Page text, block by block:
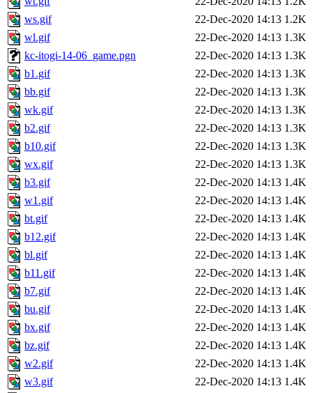
ws.gif
22-Dec-2020 14:13 1.2K
wl.gif
22-Dec-2020 14:13 1.3K
kc-itogi-14-06_game.pgn
22-Dec-2020 14:13 1.3K
b1.gif
22-Dec-2020 14:13 1.3K
bb.gif
22-Dec-2020 14:13 1.3K
wk.gif
22-Dec-2020 14:13 1.3K
b2.gif
22-Dec-2020 14:13 1.3K
b10.gif
22-Dec-2020 14:13 1.3K
wx.gif
22-Dec-2020 14:13 1.3K
b3.gif
22-Dec-2020 14:13 1.4K
w1.gif
22-Dec-2020 14:13 1.4K
bt.gif
22-Dec-2020 14:13 1.4K
b12.gif
22-Dec-2020 14:13 1.4K
bl.gif
22-Dec-2020 14:13 1.4K
b11.gif
22-Dec-2020 14:13 1.4K
b7.gif
22-Dec-2020 14:13 1.4K
bu.gif
22-Dec-2020 14:13 1.4K
bx.gif
22-Dec-2020 14:13 1.4K
bz.gif
22-Dec-2020 14:13 1.4K
w2.gif
22-Dec-2020 14:13 1.4K
w3.gif
22-Dec-2020 14:13 1.4K